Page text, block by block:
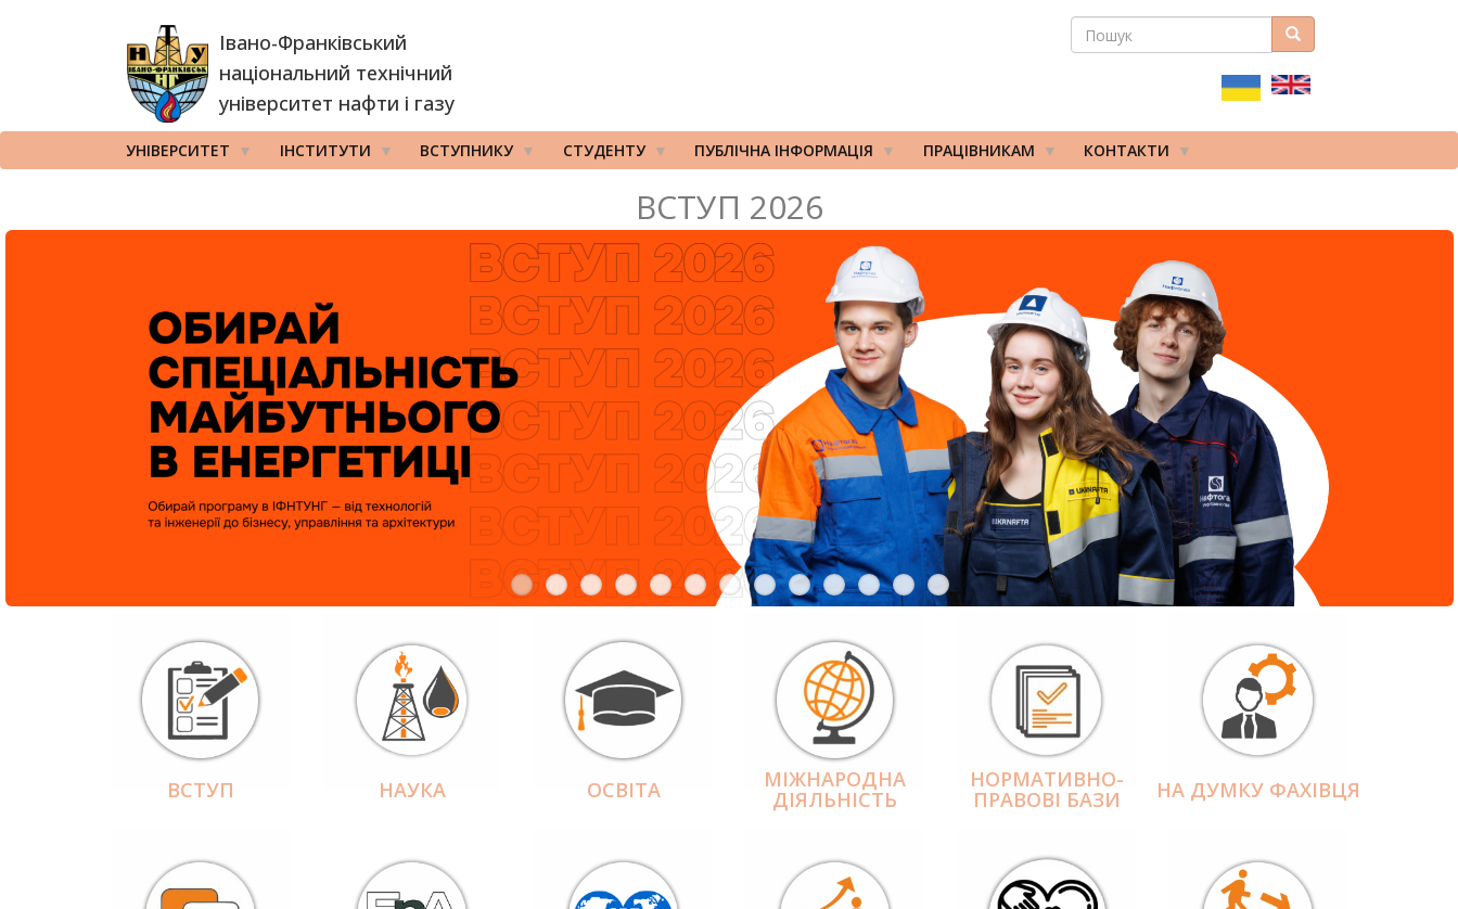
Івано-Франківський
національний технічний
університет нафти і газу
ПОШУКОВА
ПОШУК Пошук
УНІВЕРСИТЕТ ІНСТИТУТИ ВСТУПНИКУ СТУДЕНТУ ПУБЛІЧНА ІНФОРМАЦІЯ ПРАЦІВНИКАМ КОНТАКТИ
ВСТУП 2026
ВСТУП НАУКА ОСВІТА МІЖНАРОДНА
ДІЯЛЬНІCТЬ
НОРМАТИВНО-
ПРАВОВІ БАЗИ НА ДУМКУ ФАХІВЦЯ